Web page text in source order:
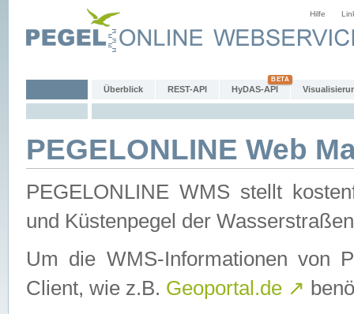
Hilfe
Überblick REST-API HyDAS-API
PEGELONLINE Web
PEGELONLINE WMS stellt
und Küstenpegel der
Um die WMS-Informationen von
Client, wie z.B. Geoportal.de ↗